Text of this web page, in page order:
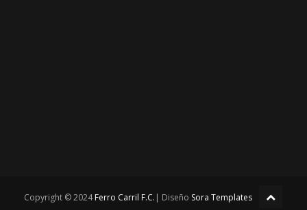
Copyright © 2024Ferro Carril F.C. | Diseño Sora Templates